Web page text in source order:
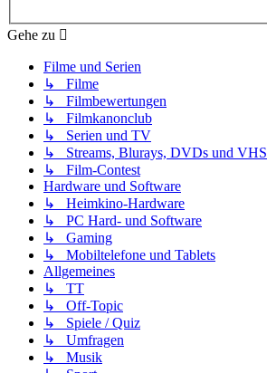
Gehe zu
Filme und Serien
↳ Filme
↳ Filmbewertungen
↳ Filmkanonclub
↳ Serien und TV
↳ Streams, Blurays, DVDs und VHS
↳ Film-Contest
Hardware und Software
↳ Heimkino-Hardware
↳ PC Hard- und Software
↳ Gaming
↳ Mobiltelefone und Tablets
Allgemeines
↳ TT
↳ Off-Topic
↳ Spiele / Quiz
↳ Umfragen
↳ Musik